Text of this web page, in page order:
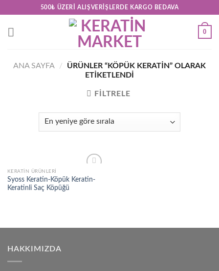
content
500₺ ÜZERI ALIŞVERIŞLERDE KARGO BEDAVA
0
ANA SAYFA /
ÜRÜNLER “KÖPÜK KERATIN” OLARAK
ETIKETLENDI
FILTRELE
Add to
wishlist
KERATİN ÜRÜNLERİ
Syoss Keratin-Köpük Keratin-
Keratinli Saç Köpüğü
HAKKIMIZDA